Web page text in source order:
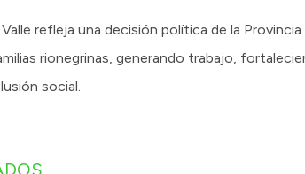
refleja una decisión política de la
rionegrinas, generando trabajo,
social.